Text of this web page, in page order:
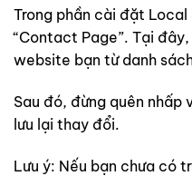
Trong phần cài đặt
“Contact Page”. Tại
website bạn từ danh
Sau đó, đừng quên nhấp
lưu lại thay đổi.
Lưu ý: Nếu bạn chưa có